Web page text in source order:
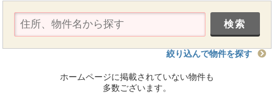
絞り込んで物件を探す
ホームページに掲載されていない物件も
多数ございます。